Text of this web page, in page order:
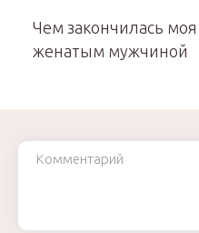
Чем закончилась моя
женатым мужчиной
Комментарий